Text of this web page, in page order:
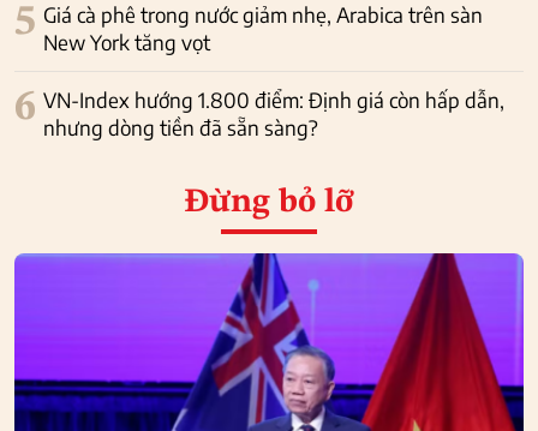
5 Giá cà phê trong nước giảm nhẹ, Arabica trên sàn
New York tăng vọt
6 VN-Index hướng 1.800 điểm: Định giá còn hấp dẫn,
nhưng dòng tiền đã sẵn sàng?
Đừng bỏ lỡ